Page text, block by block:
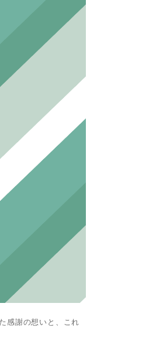
感謝の想いと、これ